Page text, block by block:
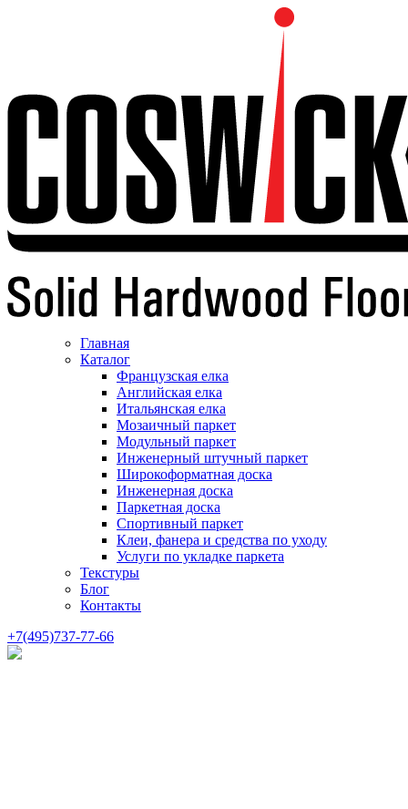
Главная
Каталог
Французская елка
Английская елка
Итальянская елка
Мозаичный паркет
Модульный паркет
Инженерный штучный паркет
Широкоформатная доска
Инженерная доска
Паркетная доска
Спортивный паркет
Клеи, фанера и средства по уходу
Услуги по укладке паркета
Текстуры
Блог
Контакты
+7(495)737-77-66